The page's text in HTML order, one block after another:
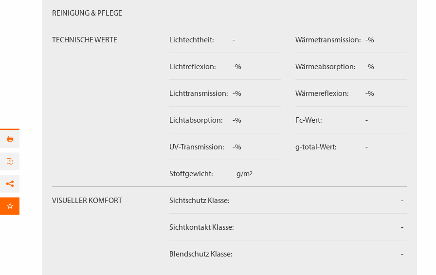
REINIGUNG & PFLEGE
TECHNISCHE WERTE Lichtechtheit: -
Lichtreflexion: -%
Lichttransmission: -%
Lichtabsorption: -%
UV-Transmission: -%
Stoffgewicht: - g/m2
Wärmetransmission: -%
Wärmeabsorption: -%
Wärmereflexion: -%
Fc-Wert: -
g-total-Wert: -
VISUELLER KOMFORT Sichtschutz Klasse: -
Sichtkontakt Klasse: -
Blendschutz Klasse: -